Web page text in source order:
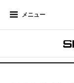
メニュー